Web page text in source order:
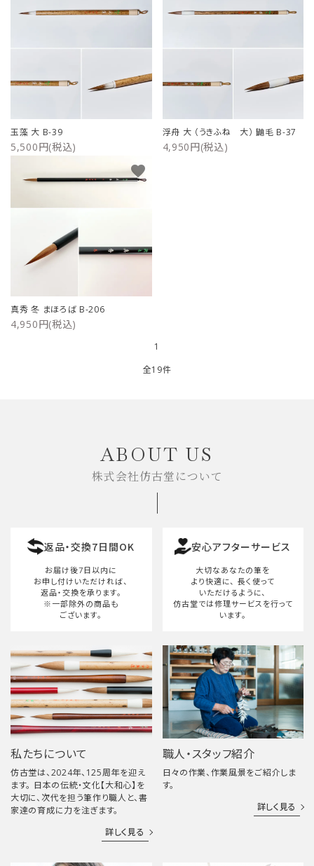
玉藻 大 B-39
5,500円(税込)
浮舟 大 （うきふね 大） 鼬毛 B-37
4,950円(税込)
真秀 冬 まほろば B-206
4,950円(税込)
favorite
1
全19件
検索する
ABOUT US
株式会社仿古堂について
返品・交換7日間OK
お届け後7日以内に
お申し付けいただければ、
返品・交換を承ります。
※一部除外の商品も
ございます。
安心アフターサービス
大切なあなたの筆を
より快適に、 長く使って
いただけるように、
仿古堂では修理サービスを行って
います。
私たちについて
仿古堂は、2024年、125周年を迎え
ます。 日本の伝統・文化【大和心】を
大切に、次代を担う筆作り職人と、書
家達の育成に力を注ぎます。
詳しく見る
職人・スタッフ紹介
日々の作業、作業風景をご紹介しま
す。
詳しく見る